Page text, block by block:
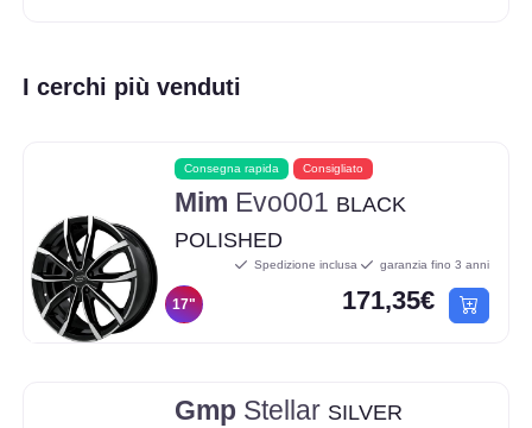
I cerchi più venduti
Consegna rapida Consigliato
Mim Evo001 BLACK
POLISHED
17"
Spedizione inclusa garanzia fino 3 anni
171,35€
Gmp Stellar SILVER